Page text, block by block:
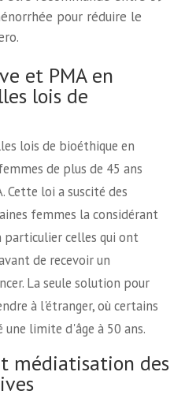
pour réduire le
et PMA en
lois de
lois de bioéthique en
de plus de 45 ans
Cette loi a suscité des
femmes la considérant
particulier celles qui ont
de recevoir un
La seule solution pour
à l'étranger, où certains
limite d'âge à 50 ans.
médiatisation des